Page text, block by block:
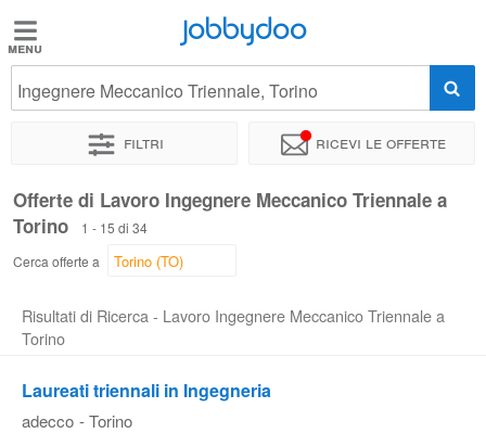
Jobbydoo
Offerte
Stipendi
professioni
Blog
Jobbydoo
Ingegnere Meccanico Triennale, Torino
Filtri Ricevi le offerte
Offerte di Lavoro Ingegnere Meccanico Triennale a
Torino
1 - 15 di 34
Cerca offerte a
Risultati di Ricerca - Lavoro Ingegnere Meccanico Triennale a
Torino
Laureati triennali in Ingegneria
adecco - Torino